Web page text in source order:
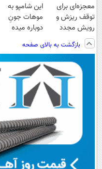
معجزه‌ای برای
توقف ریزش و
رویش مجدد
موهای سالم با
تخفیف ویژه
این شامپو به
موهات جونِ
دوباره میده
بازگشت به بالای صفحه